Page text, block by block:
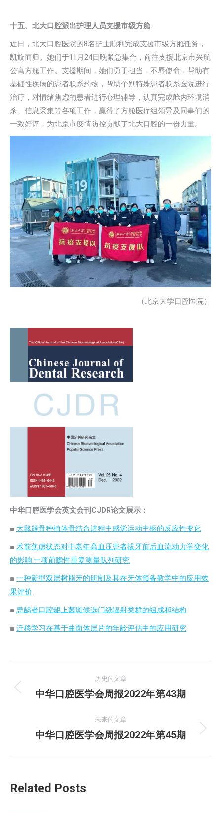
十五、北大口腔派出护理人员支援市级方舱
近日，北大口腔医院的8名护士顺利完成支援市级方舱任务，
凯旋而归。她们于11月24日晚紧急集合，前往支援北京市兴航
公寓方舱工作。支援期间，她们勇于担当，不辱使命，帮助有
基础性疾病的患者联系药物，帮助个别特殊患者联系医院进行
治疗，对情绪焦虑的患者进行心理辅导，认真完成舱内环境消
杀、信息采集等各项工作，赢得了方舱医疗组领导及同事们的
一致好评，为北京市疫情防控贡献了北大口腔的一份力量。
（北京大学口腔医院）
中华口腔医学会英文会刊CJDR论文展示：
■ 大鼠颌骨种植体骨结合进程中感觉运动中枢的反应性变化
■ 术前焦虑状态对中老年高血压患者拔牙前后血流动力学变化
的影响:一项前瞻性重复测量队列研究
■ 一种新型双层树脂牙的研制及其在牙体预备教学中的应用效
果评价
■ 患龋者口腔龈上菌斑候选门级辐射类群的组成和结构
■ 迁移学习在基于曲面体层片的年龄评估中的应用研究
章
历史的文章
历
的
文
中华口腔医学会周报2022年第43期
未来的文章
未
中华口腔医学会周报2022年第45期
Related Posts